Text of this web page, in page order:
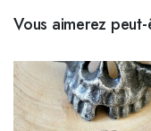
Vous aimerez